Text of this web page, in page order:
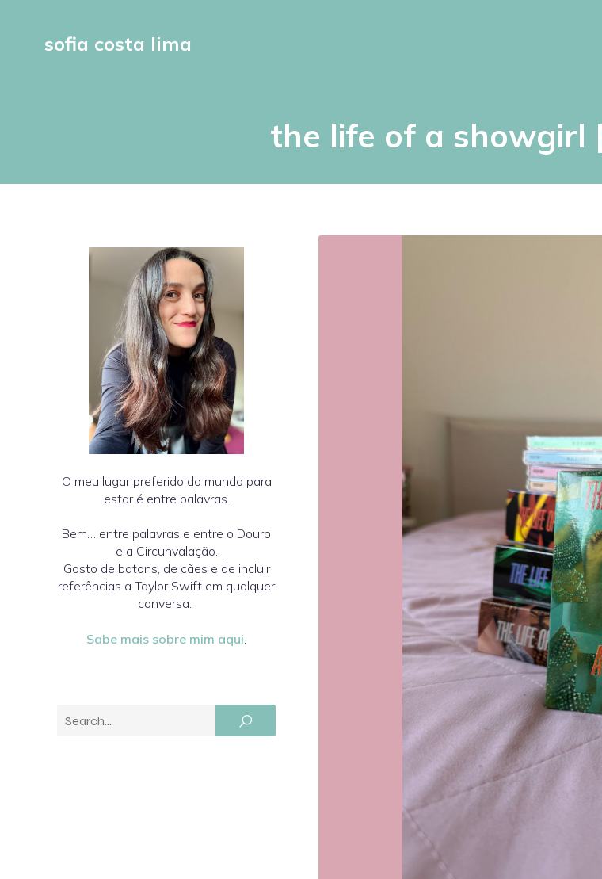
sofia costa lima
the life of a
O meu lugar preferido do mundo para
estar é entre palavras.
Bem… entre palavras e entre o Douro
e a Circunvalação.
Gosto de batons, de cães e de incluir
referências a Taylor Swift em qualquer
conversa.
Sabe mais sobre mim aqui.